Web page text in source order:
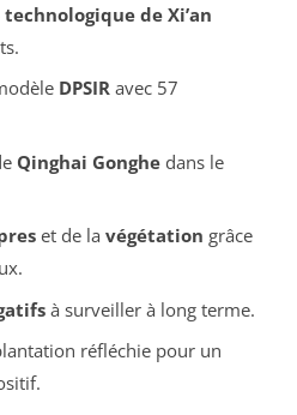
de Xi’an
DPSIRavec 57
Qinghai Gonghedans le
et de la végétation grâce
à surveiller à long terme.
réfléchie pour un